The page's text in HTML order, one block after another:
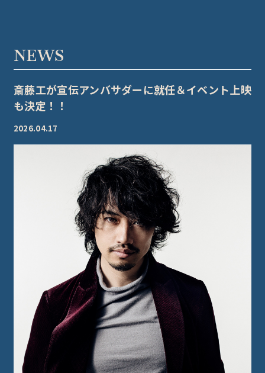
NEWS
斎藤工が宣伝アンバサダーに就任＆イベント上映
も決定！！
2026.04.17